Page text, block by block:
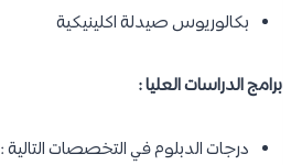
بكالوريوس صيدلة اكلينيكية
برامج الدراسات العليا :
درجات الدبلوم في التخصصات التالية :